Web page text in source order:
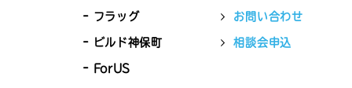
フラッグ
ビルド神保町
ForUS
お問い合わせ
相談会申込